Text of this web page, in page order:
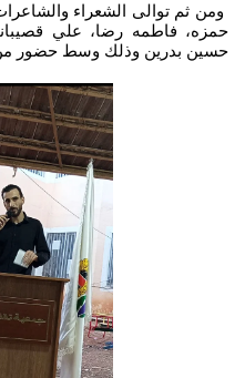
ومن ثم توالى الشعراء
حمزه، فاطمه رضا، علي قصيباني
حسين بدرين وذلك وسط حضور من